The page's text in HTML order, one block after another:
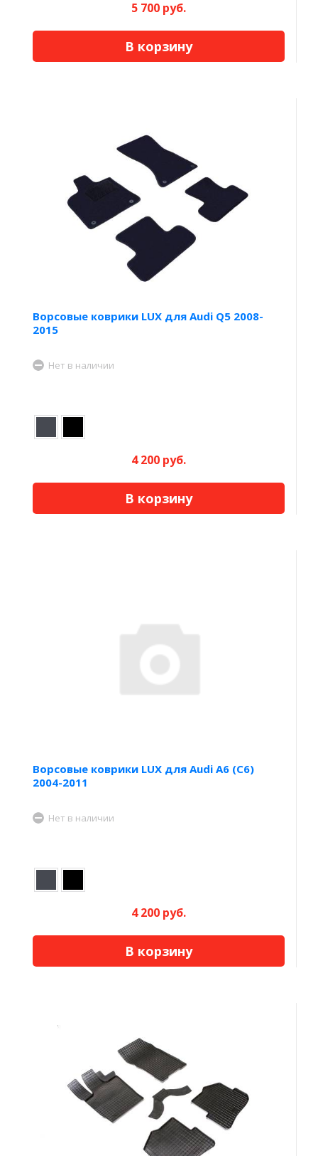
5 700 руб.
В корзину
Ворсовые коврики LUX для Audi Q5 2008-
2015
Нет в наличии
4 200 руб.
В корзину
Ворсовые коврики LUX для Audi A6 (С6)
2004-2011
Нет в наличии
4 200 руб.
В корзину